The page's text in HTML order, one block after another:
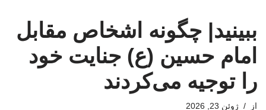
ببینید| چگونه اشخاص مقابل
امام حسین (ع) جنایت خود
را توجیه می‌کردند
از ژوئن 23, 2026